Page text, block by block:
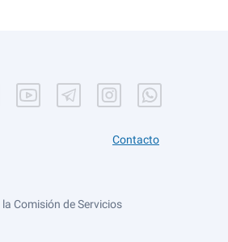
Contacto
Comisión de Servicios